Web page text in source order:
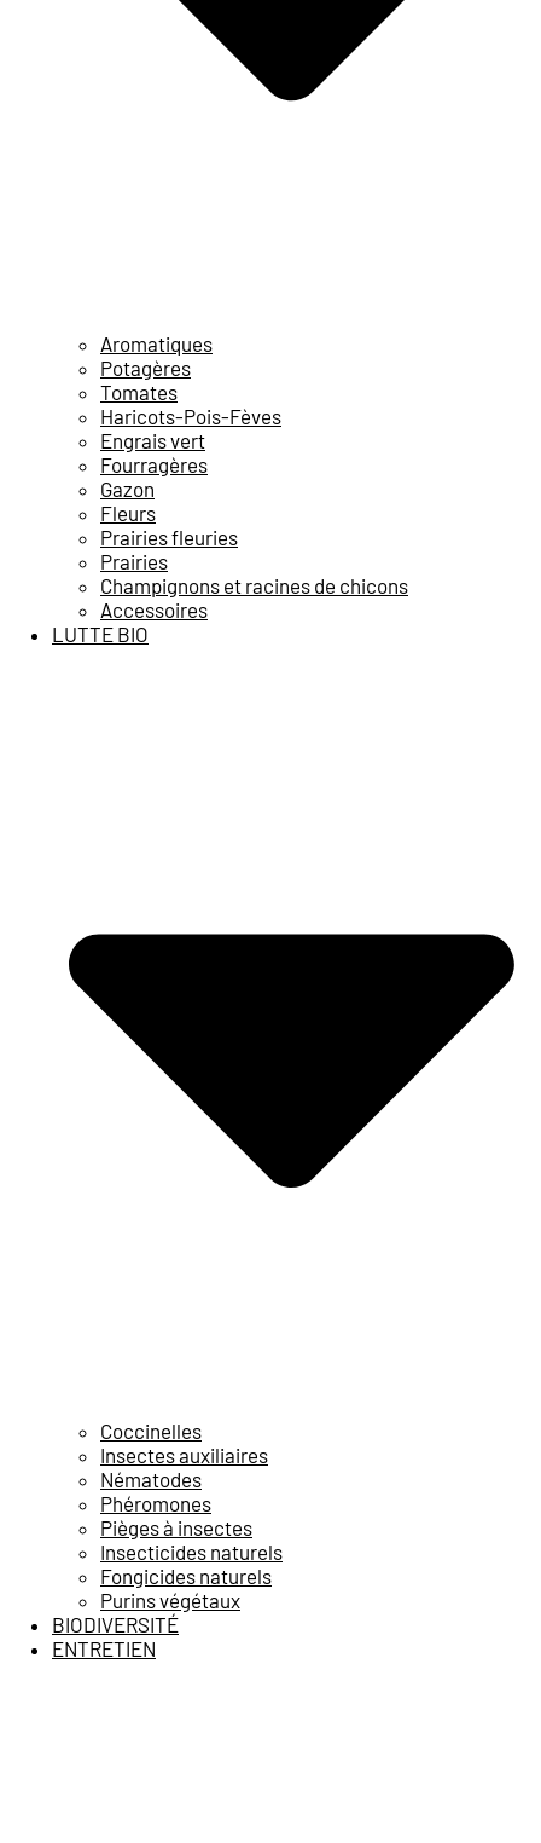
Aromatiques
Potagères
Tomates
Haricots-Pois-Fèves
Engrais vert
Fourragères
Gazon
Fleurs
Prairies fleuries
Prairies
Champignons et racines de chicons
Accessoires
LUTTE BIO
Coccinelles
Insectes auxiliaires
Nématodes
Phéromones
Pièges à insectes
Insecticides naturels
Fongicides naturels
Purins végétaux
BIODIVERSITÉ
ENTRETIEN